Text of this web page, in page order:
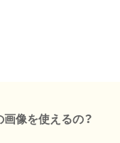
像を使えるの？